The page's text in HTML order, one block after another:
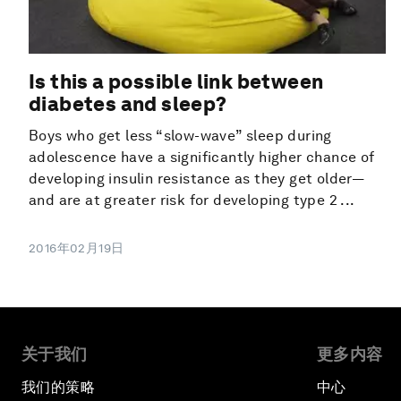
Is this a possible link between
diabetes and sleep?
Boys who get less “slow-wave” sleep during
adolescence have a significantly higher chance of
developing insulin resistance as they get older—
and are at greater risk for developing type 2 ...
2016年02月19日
关于我们
我们的策略
更多内容
中心